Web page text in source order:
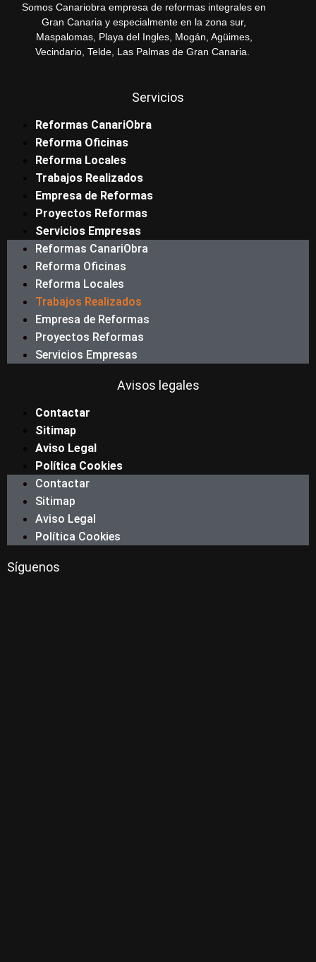
Somos Canariobra empresa de reformas integrales en
Gran Canaria y especialmente en la zona sur,
Maspalomas, Playa del Ingles, Mogán, Agüimes,
Vecindario, Telde, Las Palmas de Gran Canaria.
Servicios
Reformas CanariObra
Reforma Oficinas
Reforma Locales
Trabajos Realizados
Empresa de Reformas
Proyectos Reformas
Servicios Empresas
Reformas CanariObra
Reforma Oficinas
Reforma Locales
Trabajos Realizados
Empresa de Reformas
Proyectos Reformas
Servicios Empresas
Avisos legales
Contactar
Sitimap
Aviso Legal
Política Cookies
Contactar
Sitimap
Aviso Legal
Política Cookies
Síguenos